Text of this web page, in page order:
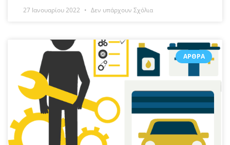
27 Ιανουαρίου 2022 Δεν υπάρχουν Σχόλια
ΆΡΘΡΑ